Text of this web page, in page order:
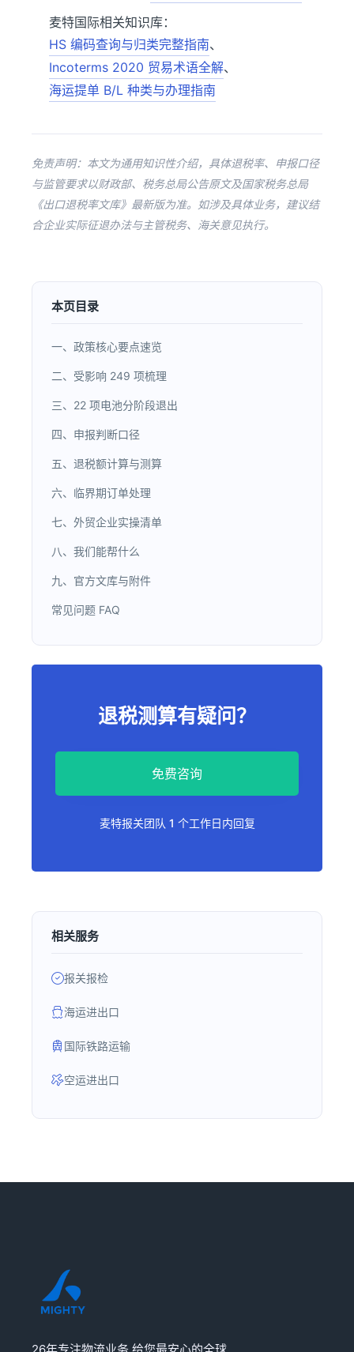
麦特国际相关知识库：
HS 编码查询与归类完整指南、
Incoterms 2020 贸易术语全解、
海运提单 B/L 种类与办理指南
免责声明：本文为通用知识性介绍，具体退税率、申报口径
与监管要求以财政部、税务总局公告原文及国家税务总局
《出口退税率文库》最新版为准。如涉及具体业务，建议结
合企业实际征退办法与主管税务、海关意见执行。
本页目录
一、政策核心要点速览
二、受影响 249 项梳理
三、22 项电池分阶段退出
四、申报判断口径
五、退税额计算与测算
六、临界期订单处理
七、外贸企业实操清单
八、我们能帮什么
九、官方文库与附件
常见问题 FAQ
退税测算有疑问？
免费咨询
麦特报关团队 1 个工作日内回复
相关服务
报关报检
海运进出口
国际铁路运输
空运进出口